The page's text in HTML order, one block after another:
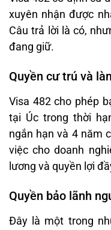
xuyên nhận được
Câu trả lời là có,
đang giữ.
Quyền cư trú và
Visa 482 cho phép
tại Úc trong thời
ngắn hạn và 4 năm
việc cho doanh
lương và quyền lợi
Quyền bảo lãnh
Đây là một trong